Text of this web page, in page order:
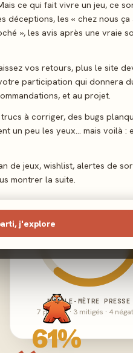
ce qui fait vivre un jeu, ce
déceptions, les « chez nous ça
», les avis après une vraie
vos retours, plus le site
participation qui donnera
et au projet.
à corriger, des bugs
un peu les yeux… mais voilà :
de jeux, wishlist, alertes de
montrer la suite.
j'explore
O avec deux dés à 10
éliminer tous vos adversaires !
02 - LE VERDICT
61%
MEEPLE-MÈTRE PRESSE
7 positifs · 3 mitigés · 4